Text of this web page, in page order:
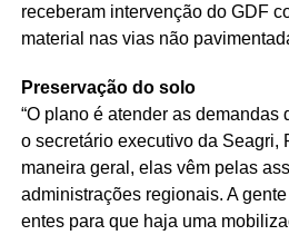
receberam intervenção do GDF
material nas vias não
Preservação do solo
“O plano é atender as demandas
o secretário executivo da Seagri,
maneira geral, elas vêm pelas
administrações regionais. A
entes para que haja uma